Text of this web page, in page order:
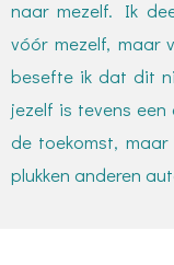
naar mezelf. Ik
vóór mezelf, maar
besefte ik dat dit
jezelf is tevens
de toekomst,
plukken anderen